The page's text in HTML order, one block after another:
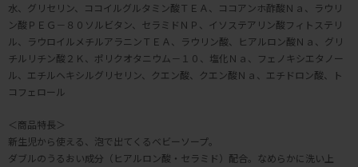
水、グリセリン、ココイルグルタミン酸ＴＥＡ、ココアンホ酢酸Ｎａ、ラウリ
ン酸ＰＥＧ－８０ソルビタン、セラミドＮＰ、イソステアリン酸フィトステリ
ル、ラウロイルメチルアラニンＴＥＡ、ラウリン酸、ヒアルロン酸Ｎａ、グリ
チルリチン酸２Ｋ、ポリクオタニウム－１０、塩化Ｎａ、フェノキシエタノー
ル、エチルヘキシルグリセリン、クエン酸、クエン酸Ｎａ、エチドロン酸、ト
コフェロール
＜商品特長＞
新生児から使える、泡で出てくるベビーソープ。
ダブルのうるおい成分（ヒアルロン酸・セラミド）配合。なめらかに洗い上